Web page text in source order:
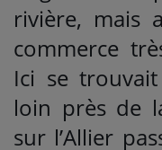
rivière, mais
commerce
Ici se
loin près de
sur l’Allier